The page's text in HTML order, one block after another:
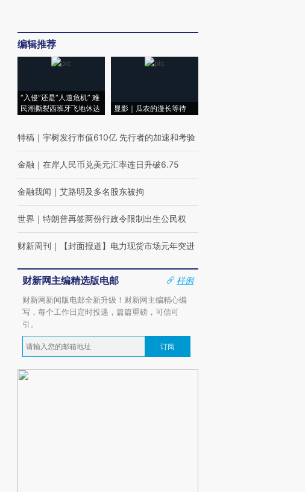
编辑推荐
“入侵”还是“人道危机” 难
民潮撕裂西班牙飞地休达
显影｜瓜农的漫长等待
特稿 ｜ 宇树发行市值610亿 先行者的加速和考验
金融 ｜ 在岸人民币兑美元汇率连日升破6.75
金融我闻 ｜ 艾路明及多名股东被拘
世界 ｜ 特朗普再签两份行政令限制出生公民权
财新周刊 ｜ 【封面报道】电力现货市场元年突进
财新网主编精选版电邮
样例
财新网新闻版电邮全新升级！财新网主编精心编
写，每个工作日定时投递，篇篇重磅，可信可
引。
订阅